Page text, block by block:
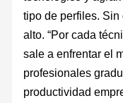
tipo de perfiles.
alto. “Por cada
sale a enfrentar el
profesionales
productividad